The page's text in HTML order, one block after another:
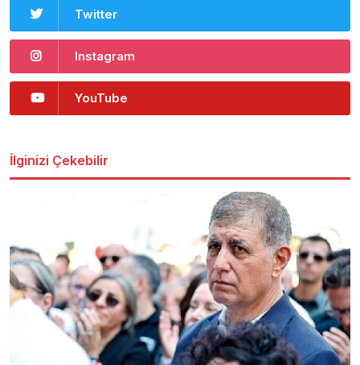
Twitter
Instagram
YouTube
İlginizi Çekebilir